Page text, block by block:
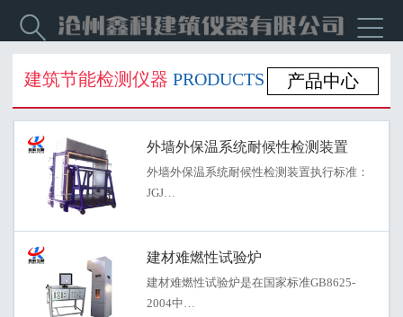


建筑节能检测仪器 PRODUCTS 产品中心
外墙外保温系统耐候性检测装置
外墙外保温系统耐候性检测装置执行标准：
JGJ…
建材难燃性试验炉
建材难燃性试验炉是在国家标准GB8625-
2004中…